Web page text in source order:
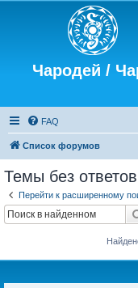
Чародей /
FAQ
Список форумов
Темы без ответов
Перейти к расширенному